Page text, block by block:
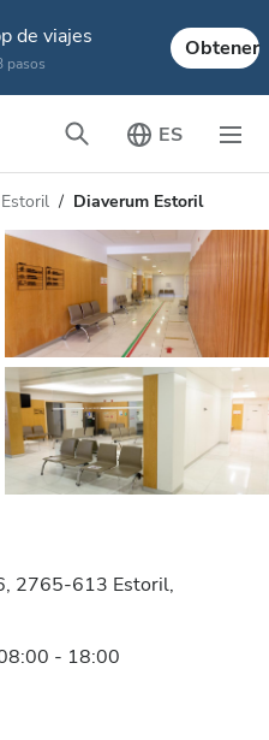
de viajes
pasos
Obtener
ES
Estoril Diaverum Estoril
2765-613 Estoril,
- 18:00